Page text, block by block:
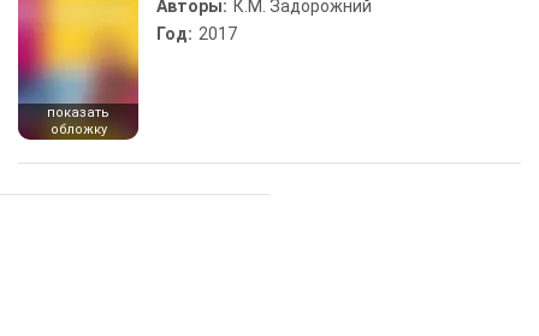
показать
обложку
Авторы: К.М. Задорожний
Год: 2017